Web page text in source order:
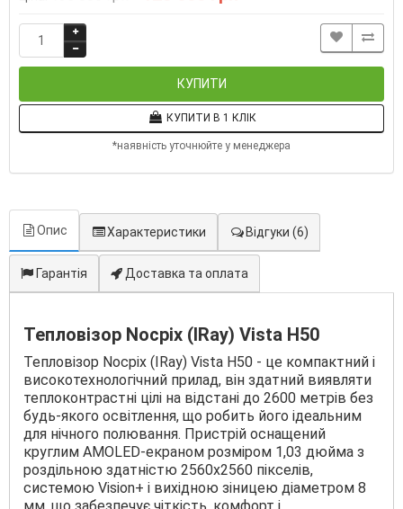
КУПИТИ
КУПИТИ В 1 КЛІК
*наявність уточнюйте у менеджера
Опис Характеристики Відгуки (6)
Гарантія Доставка та оплата
Тепловізор Nocpix (IRay) Vista H50
Тепловізор Nocpix (IRay) Vista H50 - це компактний і
високотехнологічний прилад, він здатний виявляти
теплоконтрастні цілі на відстані до 2600 метрів без
будь-якого освітлення, що робить його ідеальним
для нічного полювання. Пристрій оснащений
круглим AMOLED-екраном розміром 1,03 дюйма з
роздільною здатністю 2560x2560 пікселів,
системою Vision+ і вихідною зіницею діаметром 8